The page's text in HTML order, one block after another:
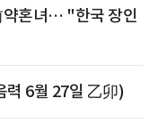
약혼녀… "한국 장인
력 6월 27일 乙卯)